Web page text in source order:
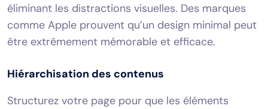
éliminant les distractions visuelles. Des marques
comme Apple prouvent qu’un design minimal peut
être extrêmement mémorable et efficace.
Hiérarchisation des contenus
Structurez votre page pour que les éléments